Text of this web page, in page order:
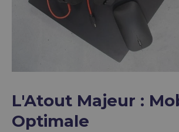
L'Atout Majeur :
Optimale